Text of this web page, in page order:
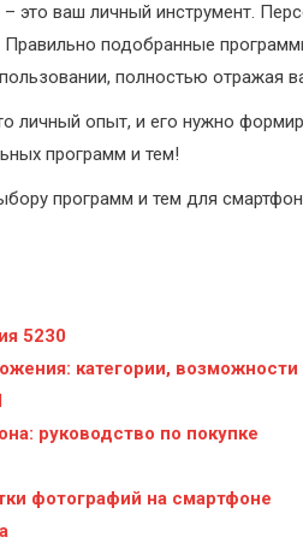
это ваш личный инструмент.
Правильно подобранные
полностью отражая
личный опыт, и его нужно
программ и тем!
программ и тем для
5230
категории,
руководство по покупке
фотографий на смартфоне